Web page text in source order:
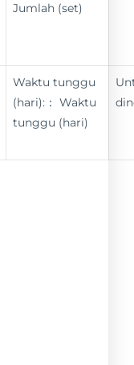
Jumlah (set)
Waktu tunggu
(hari):： Waktu
tunggu (hari)